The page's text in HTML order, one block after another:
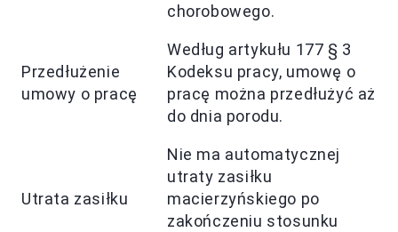
chorobowego.
Przedłużenie
umowy o pracę
Według artykułu 177 § 3
Kodeksu pracy, umowę o
pracę można przedłużyć aż
do dnia porodu.
Utrata zasiłku
Nie ma automatycznej
utraty zasiłku
macierzyńskiego po
zakończeniu stosunku